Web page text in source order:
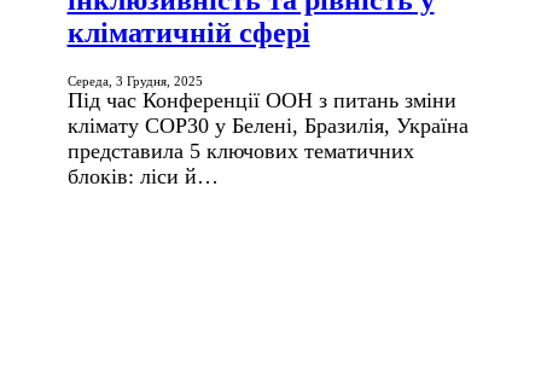
кліматичній сфері
Середа, 3 Грудня, 2025
Під час Конференції ООН з питань зміни
клімату COP30 у Белені, Бразилія, Україна
представила 5 ключових тематичних
блоків: ліси й…